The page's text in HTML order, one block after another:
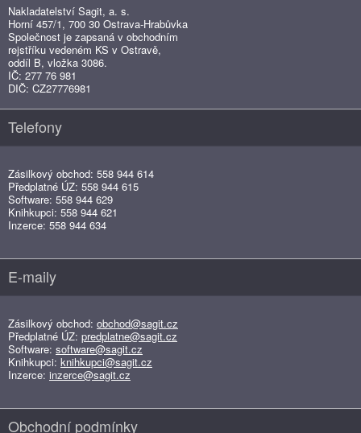
Nakladatelství Sagit, a. s.
Horní 457/1, 700 30 Ostrava-Hrabůvka
Společnost je zapsaná v obchodním
rejstříku vedeném KS v Ostravě,
oddíl B, vložka 3086.
IČ: 277 76 981
DIČ: CZ27776981
Telefony
Zásilkový obchod: 558 944 614
Předplatné ÚZ: 558 944 615
Software: 558 944 629
Knihkupci: 558 944 621
Inzerce: 558 944 634
E-maily
Zásilkový obchod: obchod@sagit.cz
Předplatné ÚZ: predplatne@sagit.cz
Software: software@sagit.cz
Knihkupci: knihkupci@sagit.cz
Inzerce: inzerce@sagit.cz
Obchodní podmínky